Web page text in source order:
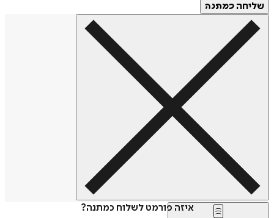
שליחה כמתנה
איזה פורמט לשלוח כמתנה?